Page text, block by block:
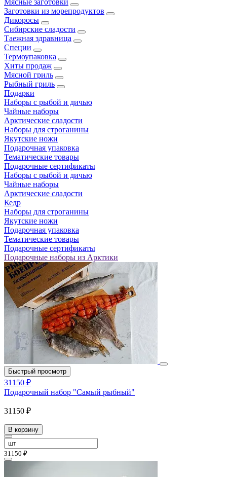
Мясные заготовки
Заготовки из морепродуктов
Дикоросы
Сибирские сладости
Таежная здравница
Специи
Термоупаковка
Хиты продаж
Мясной гриль
Рыбный гриль
Подарки
Наборы с рыбой и дичью
Чайные наборы
Арктические сладости
Наборы для строганины
Якутские ножи
Подарочная упаковка
Тематические товары
Подарочные сертификаты
Наборы с рыбой и дичью
Чайные наборы
Арктические сладости
Кедр
Наборы для строганины
Якутские ножи
Подарочная упаковка
Тематические товары
Подарочные сертификаты
Подарочные наборы из Арктики
Быстрый просмотр
31150 ₽
Подарочный набор "Самый рыбный"
31150 ₽
В корзину
31150 ₽